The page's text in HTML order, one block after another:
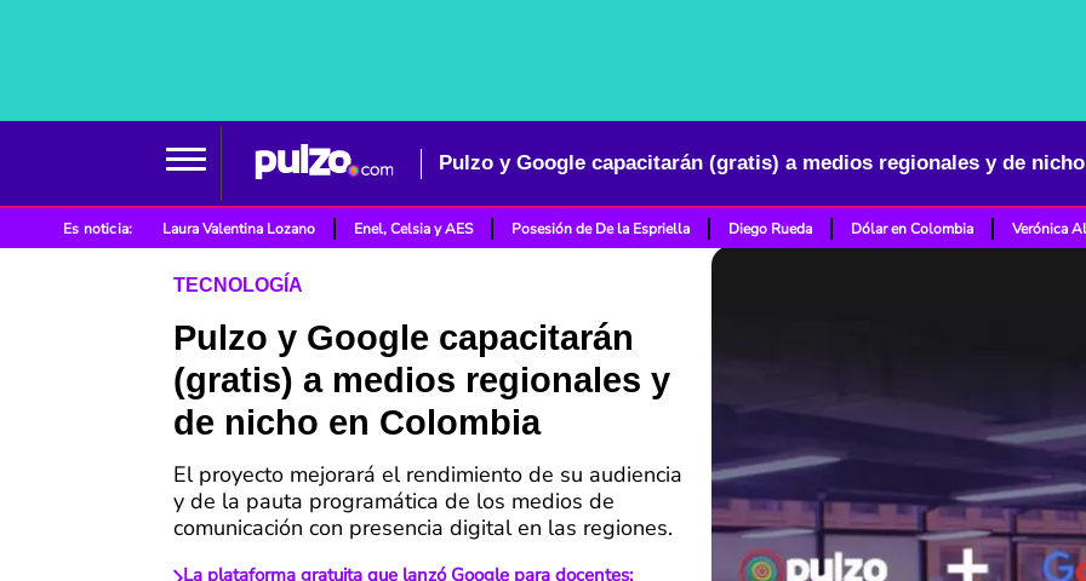
Pulzo y Google capacitarán (gratis) a medios regionales y de
Es noticia: Laura Valentina Lozano Enel, Celsia y AES Posesión de De la Espriella Diego Rueda Dólar en Colombia Verónica
TECNOLOGÍA
Pulzo y Google capacitarán
(gratis) a medios regionales y
de nicho en Colombia
El proyecto mejorará el rendimiento de su audiencia
y de la pauta programática de los medios de
comunicación con presencia digital en las regiones.
La plataforma gratuita que lanzó Google para docentes;